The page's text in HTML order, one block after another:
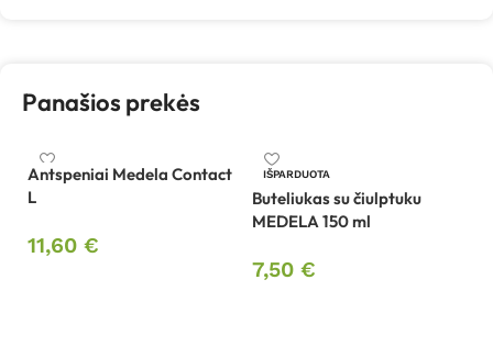
Panašios prekės
Antspeniai Medela Contact
L
11,60 €
IŠPARDUOTA
Buteliukas su čiulptuku
MEDELA 150 ml
7,50 €